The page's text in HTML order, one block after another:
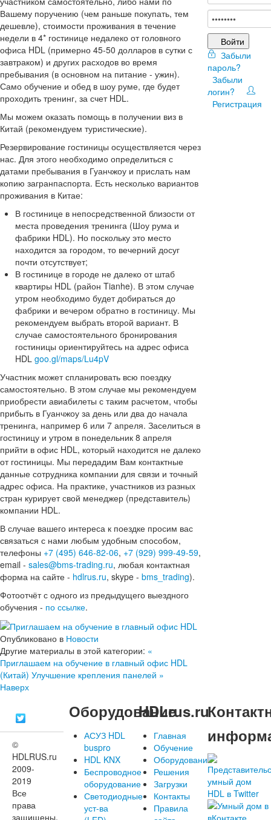
Вашему поручению (чем раньше покупать, тем
дешевле), стоимости проживания в течение
недели в 4* гостинице недалеко от головного
офиса HDL (примерно 45-50 долларов в сутки с
завтраком) и других расходов во время
пребывания (в основном на питание - ужин).
Само обучение и обед в шоу руме, где будет
проходить тренинг, за счет HDL.
Мы можем оказать помощь в получении виз в
Китай (рекомендуем туристические).
Резервирование гостиницы осуществляется через
нас. Для этого необходимо определиться с
датами пребывания в Гуанчжоу и прислать нам
копию загранпаспорта. Есть несколько вариантов
проживания в Китае:
В гостинице в непосредственной близости от
места проведения тренинга (Шоу рума и
фабрики HDL). Но поскольку это место
находится за городом, то вечерний досуг
почти отсутствует;
В гостинице в городе не далеко от штаб
квартиры HDL (район Tianhe). В этом случае
утром необходимо будет добираться до
фабрики и вечером обратно в гостиницу. Мы
рекомендуем выбрать второй вариант. В
случае самостоятельного бронирования
гостиницы ориентируйтесь на адрес офиса
HDL goo.gl/maps/Lu4pV
Участник может спланировать всю поездку
самостоятельно. В этом случае мы рекомендуем
приобрести авиабилеты с таким расчетом, чтобы
прибыть в Гуанчжоу за день или два до начала
тренинга, например 6 или 7 апреля. Заселиться в
гостиницу и утром в понедельник 8 апреля
прийти в офис HDL, который находится не далеко
от гостиницы. Мы передадим Вам контактные
данные сотрудника компании для связи и точный
адрес офиса. На практике, участников из разных
стран курирует свой менеджер (представитель)
компании HDL.
В случае вашего интереса к поездке просим вас
связаться с нами любым удобным способом,
телефоны +7 (495) 646-82-06, +7 (929) 999-49-59,
email - sales@bms-trading.ru, любая контактная
форма на сайте - hdlrus.ru, skype - bms_trading).
Фотоотчёт с одного из предыдущего выездного
обучения - по ссылке.
Опубликовано в Новости
Другие материалы в этой категории: «
Приглашаем на обучение в главный офис HDL
(Китай) Улучшение крепления панелей »
Наверх
Войти
Забыли
пароль?
Забыли
логин?
Регистрация
©
HDLRUS.ru
2009-
2019
Все
права
защищены.
Оборудование
АСУЗ HDL
buspro
HDL KNX
Беспроводное
оборудование
Светодиодные
уст-ва
HDLrus.ru
Главная
Обучение
Оборудование
Решения
Загрузки
Контакты
Правила